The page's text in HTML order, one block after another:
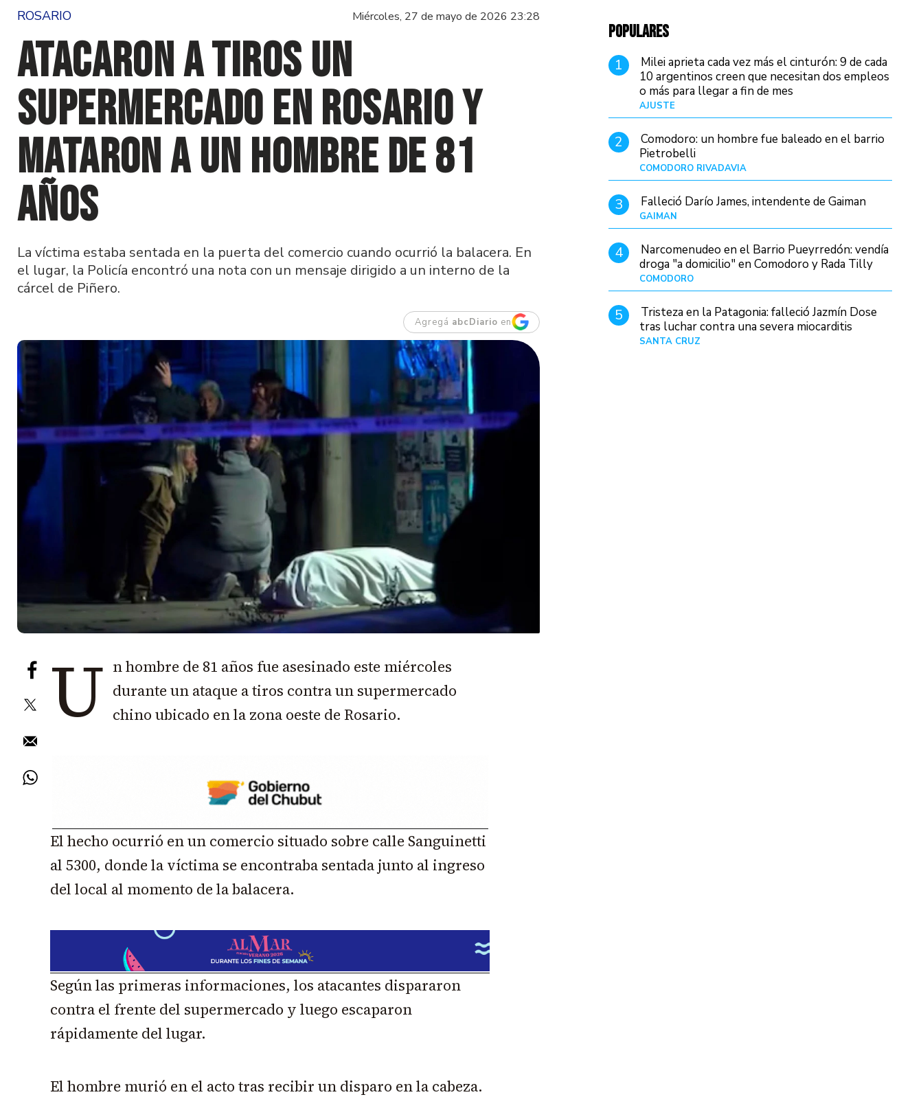
ROSARIO Miércoles, 27 de mayo de 2026 23:28
Atacaron a tiros un
supermercado en Rosario y
mataron a un hombre de 81
años
La víctima estaba sentada en la puerta del comercio cuando ocurrió la balacera. En
el lugar, la Policía encontró una nota con un mensaje dirigido a un interno de la
cárcel de Piñero.
Agregá abcDiario en
U n hombre de 81 años fue asesinado este miércoles
durante un ataque a tiros contra un supermercado
chino ubicado en la zona oeste de Rosario.
El hecho ocurrió en un comercio situado sobre calle Sanguinetti
al 5300, donde la víctima se encontraba sentada junto al ingreso
del local al momento de la balacera.
Según las primeras informaciones, los atacantes dispararon
contra el frente del supermercado y luego escaparon
rápidamente del lugar.
El hombre murió en el acto tras recibir un disparo en la cabeza.
POPULARES
1
Milei aprieta cada vez más el cinturón: 9 de cada
10 argentinos creen que necesitan dos empleos
o más para llegar a fin de mes
AJUSTE
2
Comodoro: un hombre fue baleado en el barrio
Pietrobelli
COMODORO RIVADAVIA
3 Falleció Darío James, intendente de Gaiman
GAIMAN
4
Narcomenudeo en el Barrio Pueyrredón: vendía
droga "a domicilio" en Comodoro y Rada Tilly
COMODORO
5
Tristeza en la Patagonia: falleció Jazmín Dose
tras luchar contra una severa miocarditis
SANTA CRUZ